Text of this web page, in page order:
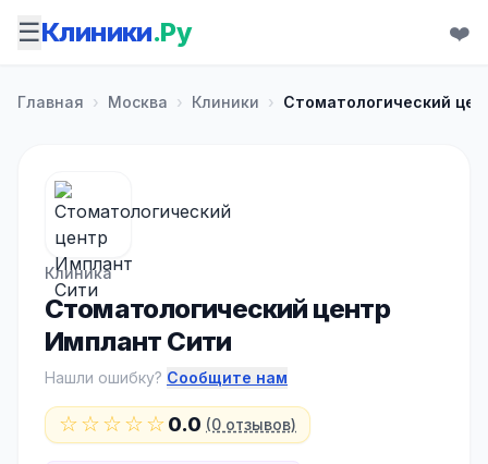
☰Клиники.Ру ❤️
Главная › Москва › Клиники › Стоматологический
Клиника
Стоматологический центр
Имплант Сити
Нашли ошибку? Сообщите нам
☆☆☆☆☆0.0 (0 отзывов)